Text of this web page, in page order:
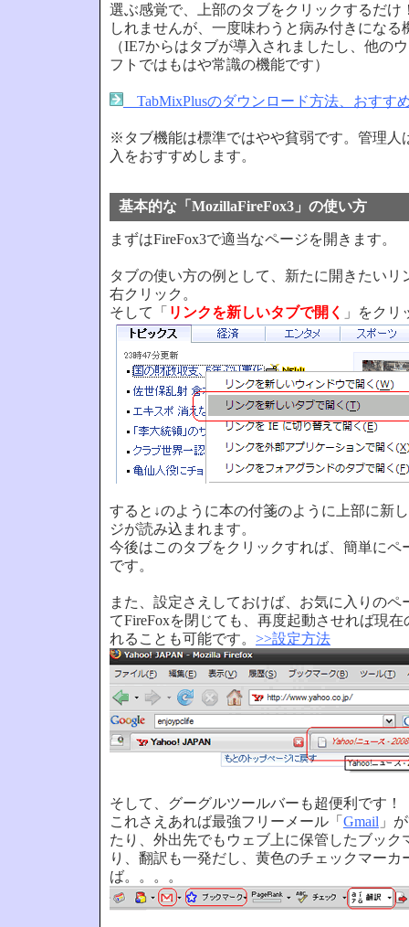
選ぶ感覚で、上部のタブをクリックするだけ
しれませんが、一度味わうと病み付きになる
（IE7からはタブが導入されましたし、他の
フトではもはや常識の機能です）
TabMixPlusのダウンロード方法、おすす
※タブ機能は標準ではやや貧弱です。管理人
入をおすすめします。
基本的な「MozillaFireFox3」の使い方
まずはFireFox3で適当なページを開きます。
タブの使い方の例として、新たに開きたいリ
右クリック。
そして「 リンクを新しいタブで開く 」をクリ
すると↓のように本の付箋のように上部に新
ジが読み込まれます。
今後はこのタブをクリックすれば、簡単にペ
です。
また、設定さえしておけば、お気に入りのペ
てFireFoxを閉じても、再度起動させれば現
れることも可能です。 >>設定方法
そして、グーグルツールバーも超便利です！
これさえあれば最強フリーメール「 Gmail 」
たり、外出先でもウェブ上に保管したブック
り、翻訳も一発だし、黄色のチェックマーカ
ば。。。。